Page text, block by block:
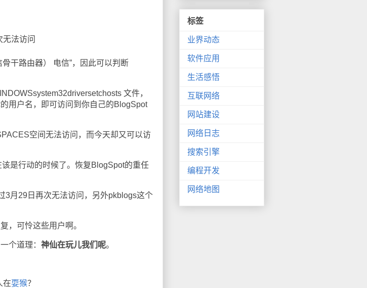
干路由器） 电信”，因此可以判断
文件，
用户名，即可访问到你自己的BlogSpot
空间无法访问，而今天却又可以访
是行动的时候了。恢复BlogSpot的重任
月29日再次无法访问，另外pkblogs这个
可怜这些用户啊。
个道理： 神仙在玩儿我们呢。
在耍猴？
标签
业界动态
软件应用
生活感悟
互联网络
网站建设
网络日志
搜索引擎
编程开发
网络地图